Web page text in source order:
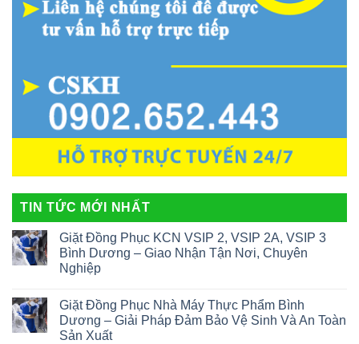
TIN TỨC MỚI NHẤT
Giặt Đồng Phục KCN VSIP 2, VSIP 2A, VSIP 3
Bình Dương – Giao Nhận Tận Nơi, Chuyên
Nghiệp
Giặt Đồng Phục Nhà Máy Thực Phẩm Bình
Dương – Giải Pháp Đảm Bảo Vệ Sinh Và An Toàn
Sản Xuất